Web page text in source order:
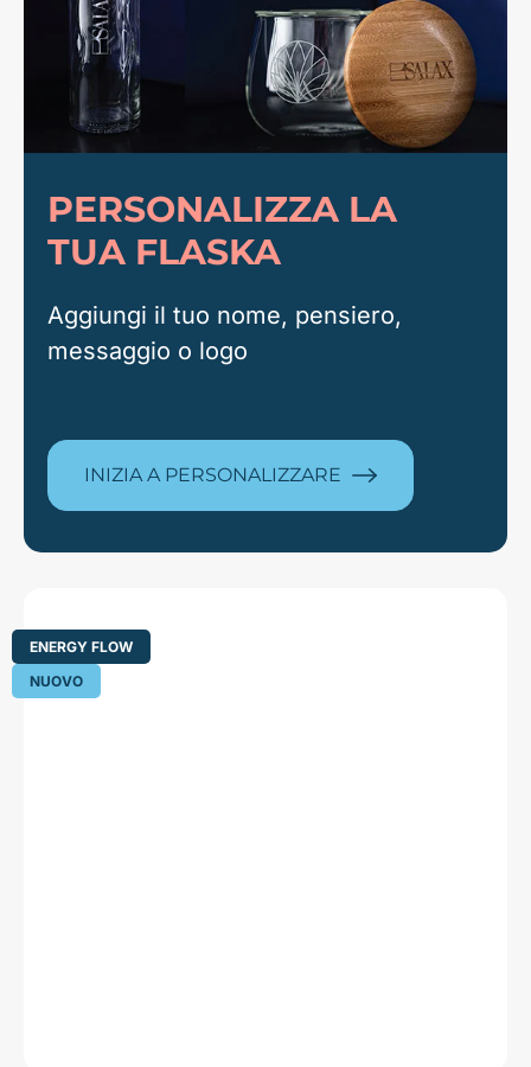
PERSONALIZZA LA
TUA FLASKA
Aggiungi il tuo nome, pensiero,
messaggio o logo
INIZIA A PERSONALIZZARE
ENERGY FLOW
NUOVO